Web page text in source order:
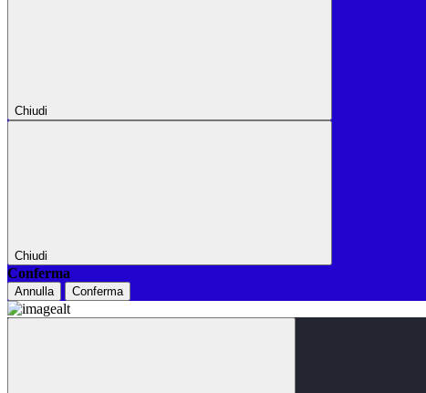
Chiudi
Chiudi
Conferma
Annulla Conferma